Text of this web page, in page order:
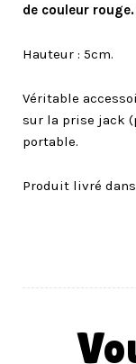
de couleur rouge.
Hauteur : 5cm.
Véritable
sur la prise jack
portable.
Produit livré
vous aimerez